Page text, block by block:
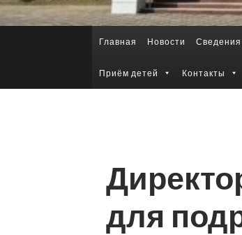
Главная Новости Сведения
Приём детей Контакты
для